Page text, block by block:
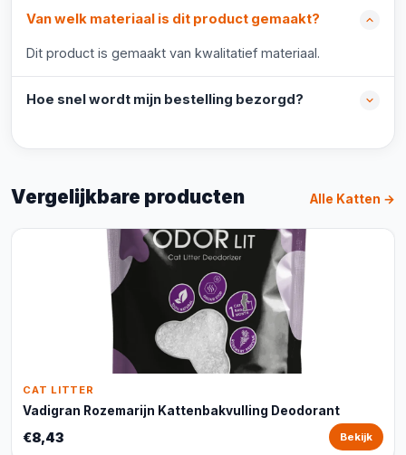
Van welk materiaal is dit product gemaakt?
Dit product is gemaakt van kwalitatief materiaal.
Hoe snel wordt mijn bestelling bezorgd?
Vergelijkbare producten Alle Katten →
CAT LITTER
Vadigran Rozemarijn Kattenbakvulling Deodorant
€8,43 Bekijk